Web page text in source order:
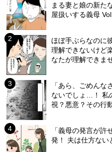
まる妻と娘の新た
屋扱いする義母
ほぼ手ぶらなのに
理解できないけど
なたが理解できま
「あら、ごめんな
ないでしょ…！ 私
視？悪意？その行
「義母の発言が
発！ 夫は仕方ない